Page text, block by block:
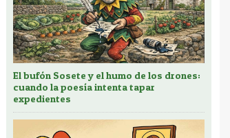
El bufón Sosete y el humo de los drones:
cuando la poesía intenta tapar
expedientes